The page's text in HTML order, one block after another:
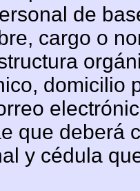
de
cargo o
domicilio
que deberá
y cédula